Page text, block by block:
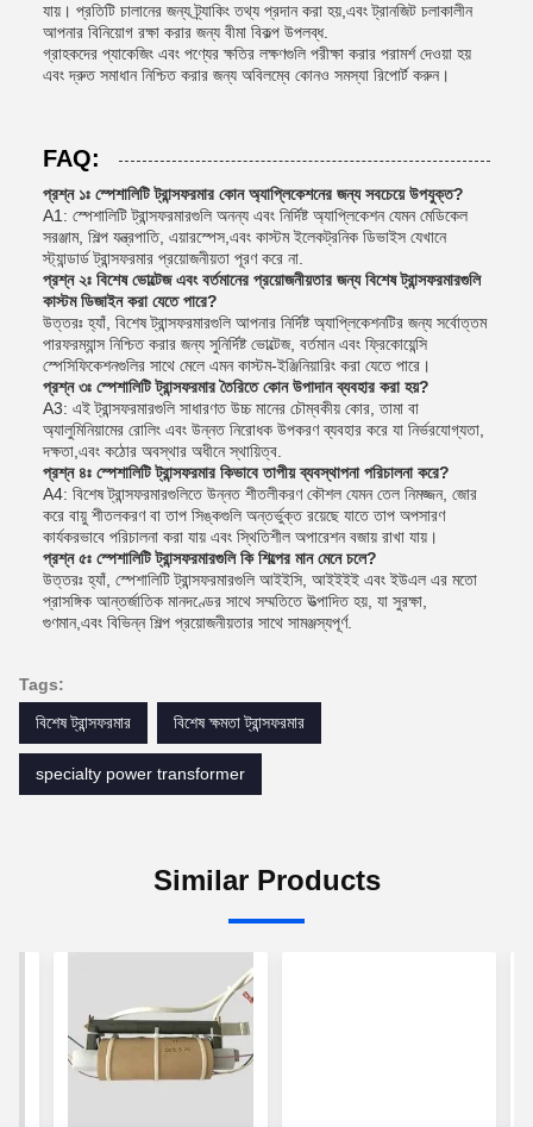
যায়। প্রতিটি চালানের জন্য ট্র্যাকিং তথ্য প্রদান করা হয়,এবং ট্রানজিট চলাকালীন
আপনার বিনিয়োগ রক্ষা করার জন্য বীমা বিকল্প উপলব্ধ.
গ্রাহকদের প্যাকেজিং এবং পণ্যের ক্ষতির লক্ষণগুলি পরীক্ষা করার পরামর্শ দেওয়া হয়
এবং দ্রুত সমাধান নিশ্চিত করার জন্য অবিলম্বে কোনও সমস্যা রিপোর্ট করুন।
FAQ:
প্রশ্ন ১ঃ স্পেশালিটি ট্রান্সফরমার কোন অ্যাপ্লিকেশনের জন্য সবচেয়ে উপযুক্ত?
A1: স্পেশালিটি ট্রান্সফরমারগুলি অনন্য এবং নির্দিষ্ট অ্যাপ্লিকেশন যেমন মেডিকেল
সরঞ্জাম, শিল্প যন্ত্রপাতি, এয়ারস্পেস,এবং কাস্টম ইলেকট্রনিক ডিভাইস যেখানে
স্ট্যান্ডার্ড ট্রান্সফরমার প্রয়োজনীয়তা পূরণ করে না.
প্রশ্ন ২ঃ বিশেষ ভোল্টেজ এবং বর্তমানের প্রয়োজনীয়তার জন্য বিশেষ ট্রান্সফরমারগুলি
কাস্টম ডিজাইন করা যেতে পারে?
উত্তরঃ হ্যাঁ, বিশেষ ট্রান্সফরমারগুলি আপনার নির্দিষ্ট অ্যাপ্লিকেশনটির জন্য সর্বোত্তম
পারফরম্যান্স নিশ্চিত করার জন্য সুনির্দিষ্ট ভোল্টেজ, বর্তমান এবং ফ্রিকোয়েন্সি
স্পেসিফিকেশনগুলির সাথে মেলে এমন কাস্টম-ইঞ্জিনিয়ারিং করা যেতে পারে।
প্রশ্ন ৩ঃ স্পেশালিটি ট্রান্সফরমার তৈরিতে কোন উপাদান ব্যবহার করা হয়?
A3: এই ট্রান্সফরমারগুলি সাধারণত উচ্চ মানের চৌম্বকীয় কোর, তামা বা
অ্যালুমিনিয়ামের রোলিং এবং উন্নত নিরোধক উপকরণ ব্যবহার করে যা নির্ভরযোগ্যতা,
দক্ষতা,এবং কঠোর অবস্থার অধীনে স্থায়িত্ব.
প্রশ্ন ৪ঃ স্পেশালিটি ট্রান্সফরমার কিভাবে তাপীয় ব্যবস্থাপনা পরিচালনা করে?
A4: বিশেষ ট্রান্সফরমারগুলিতে উন্নত শীতলীকরণ কৌশল যেমন তেল নিমজ্জন, জোর
করে বায়ু শীতলকরণ বা তাপ সিঙ্কগুলি অন্তর্ভুক্ত রয়েছে যাতে তাপ অপসারণ
কার্যকরভাবে পরিচালনা করা যায় এবং স্থিতিশীল অপারেশন বজায় রাখা যায়।
প্রশ্ন ৫ঃ স্পেশালিটি ট্রান্সফরমারগুলি কি শিল্পের মান মেনে চলে?
উত্তরঃ হ্যাঁ, স্পেশালিটি ট্রান্সফরমারগুলি আইইসি, আইইইই এবং ইউএল এর মতো
প্রাসঙ্গিক আন্তর্জাতিক মানদণ্ডের সাথে সম্মতিতে উত্পাদিত হয়, যা সুরক্ষা,
গুণমান,এবং বিভিন্ন শিল্প প্রয়োজনীয়তার সাথে সামঞ্জস্যপূর্ণ.
Tags:
বিশেষ ট্রান্সফরমার
বিশেষ ক্ষমতা ট্রান্সফরমার
specialty power transformer
Similar Products